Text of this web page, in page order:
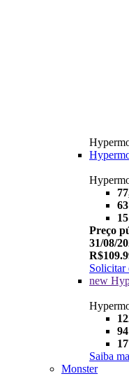
Preço
31/08/
Solicitar
new
Saiba
Monster